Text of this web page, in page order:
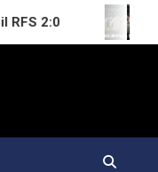
Hradec